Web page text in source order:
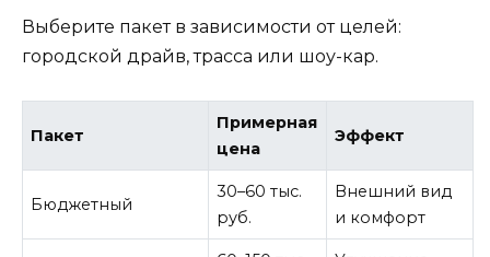
Выберите пакет в зависимости от целей:
городской драйв, трасса или шоу-кар.
Пакет
Примерная
цена
Эффект
Бюджетный
30–60 тыс.
руб.
Внешний вид
и комфорт